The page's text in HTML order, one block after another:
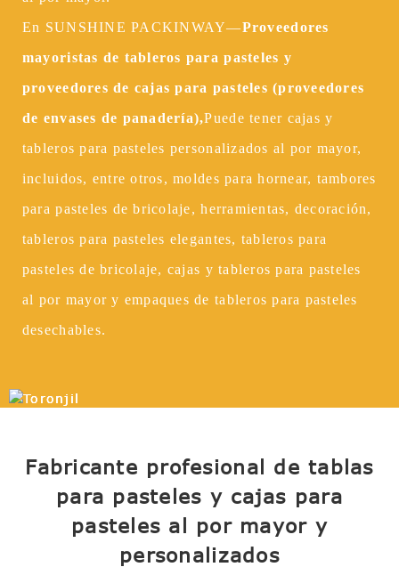
En SUNSHINE PACKINWAY—Proveedores
mayoristas de tableros para pasteles y
proveedores de cajas para pasteles (proveedores
de envases de panadería),Puede tener cajas y
tableros para pasteles personalizados al por mayor,
incluidos, entre otros, moldes para hornear, tambores
para pasteles de bricolaje, herramientas, decoración,
tableros para pasteles elegantes, tableros para
pasteles de bricolaje, cajas y tableros para pasteles
al por mayor y empaques de tableros para pasteles
desechables.
Fabricante profesional de tablas
para pasteles y cajas para
pasteles al por mayor y
personalizados